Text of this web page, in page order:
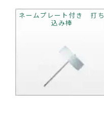
ネームプレート付き 打ち
込み棒